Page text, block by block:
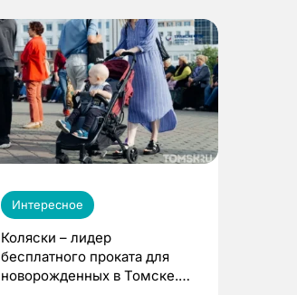
Интересное
Коляски – лидер
бесплатного проката для
новорожденных в Томске.